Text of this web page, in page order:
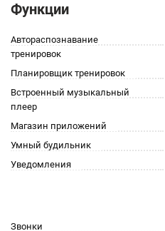
Функции
Автораспознавание
тренировок
Планировщик тренировок
Встроенный музыкальный
плеер
Магазин приложений
Умный будильник
Уведомления
Звонки